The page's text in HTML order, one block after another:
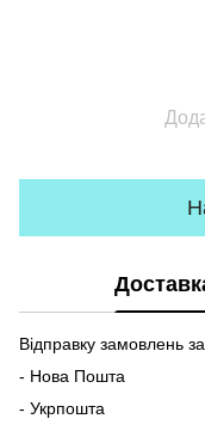
Відправку замовлень
- Нова Пошта
- Укрпошта